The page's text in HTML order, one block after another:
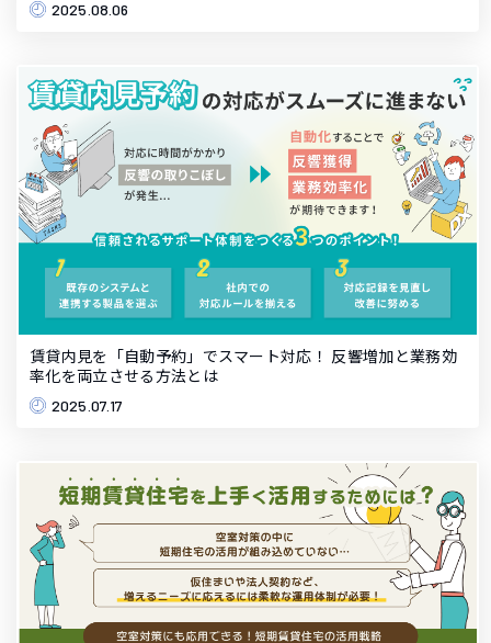
2025.08.06
賃貸内見を「自動予約」でスマート対応！ 反響増加と業務効
率化を両立させる方法とは
2025.07.17